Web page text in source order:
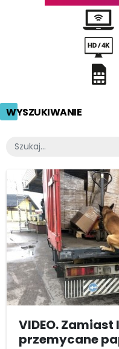
WYSZUKIWANIE
VIDEO.
przemycane